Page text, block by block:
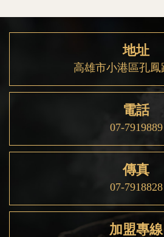
地址
高雄市小港區孔鳳
電話
07-7919889
傳真
07-7918828
加盟專線